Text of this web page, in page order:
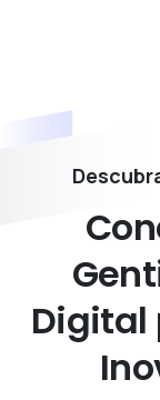
Digital